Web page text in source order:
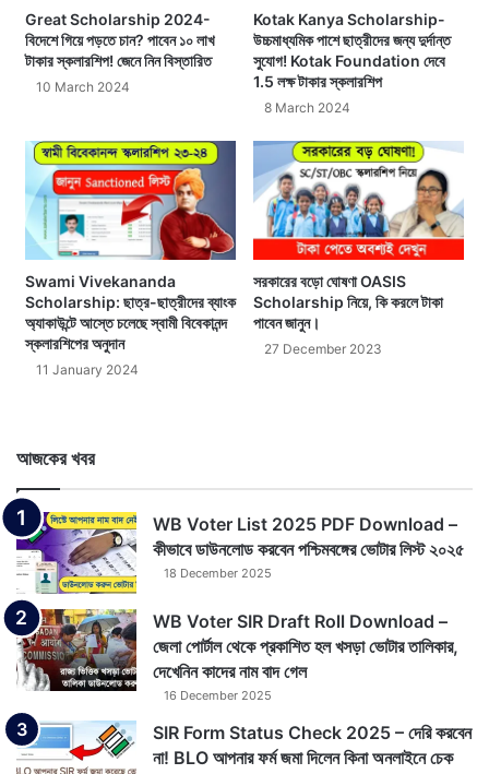
Great Scholarship 2024-
বিদেশে গিয়ে পড়তে চান? পাবেন ১০ লাখ
টাকার স্কলারশিপ! জেনে নিন বিস্তারিত
10 March 2024
Kotak Kanya Scholarship-
উচ্চমাধ্যমিক পাশে ছাত্রীদের জন্য দুর্দান্ত
সুযোগ! Kotak Foundation দেবে
1.5 লক্ষ টাকার স্কলারশিপ
8 March 2024
Swami Vivekananda
Scholarship: ছাত্র-ছাত্রীদের ব্যাংক
অ্যাকাউন্টে আস্তে চলেছে স্বামী বিবেকানন্দ
স্কলারশিপের অনুদান
11 January 2024
সরকারের বড়ো ঘোষণা OASIS
Scholarship নিয়ে, কি করলে টাকা
পাবেন জানুন।
27 December 2023
আজকের খবর
WB Voter List 2025 PDF Download –
কীভাবে ডাউনলোড করবেন পশ্চিমবঙ্গের ভোটার লিস্ট ২০২৫
18 December 2025
WB Voter SIR Draft Roll Download –
জেলা পোর্টাল থেকে প্রকাশিত হল খসড়া ভোটার তালিকার,
দেখেনিন কাদের নাম বাদ গেল
16 December 2025
SIR Form Status Check 2025 – দেরি করবেন
না! BLO আপনার ফর্ম জমা দিলেন কিনা অনলাইনে চেক